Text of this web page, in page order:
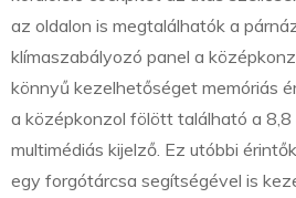
az oldalon is megtalálhatók a
klímaszabályozó panel a
könnyű kezelhetőséget memóriás
a középkonzol fölött található a 8,8
multimédiás kijelző. Ez utóbbi
egy forgótárcsa segítségével is